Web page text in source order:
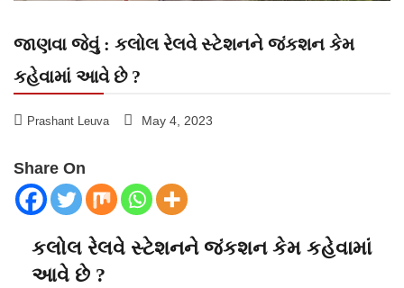
જાણવા જેવું : કલોલ રેલવે સ્ટેશનને જંકશન કેમ
કહેવામાં આવે છે ?
Prashant Leuva May 4, 2023
Share On
કલોલ રેલવે સ્ટેશનને જંકશન કેમ કહેવામાં
આવે છે ?